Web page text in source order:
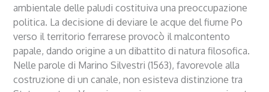
ambientale delle paludi costituiva una preoccupazione
politica. La decisione di deviare le acque del fiume Po
verso il territorio ferrarese provocò il malcontento
papale, dando origine a un dibattito di natura filosofica.
Nelle parole di Marino Silvestri (1563), favorevole alla
costruzione di un canale, non esisteva distinzione tra